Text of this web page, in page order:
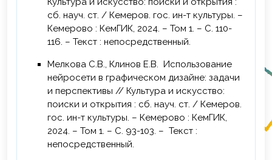
«Томский государственный университет
систем управления и
радиоэлектроники», г. Томск, 16 ч.
дополнительной профессиональной
программе «Инклюзивное образование
лиц с инвалидностью и ОВЗ, обучающихся
в ВУЗе», АНО ДПО «Камский Институт
Экологии и Охраны Труда», г. Ижевск, 24
ч.
сб. науч. ст. / Кемеров. гос. ин-т культуры. –
Кемерово : КемГИК, 2024. – Том 1. – С. 110-
116. – Текст : непосредственный.
Мелкова С.В., Клинов Е.В. Использование
нейросети в графическом дизайне: задачи
и перспективы // Культура и искусство:
поиски и открытия : сб. науч. ст. / Кемеров.
гос. ин-т культуры. – Кемерово : КемГИК,
2024. – Том 1. – С. 93-103. – Текст :
непосредственный.